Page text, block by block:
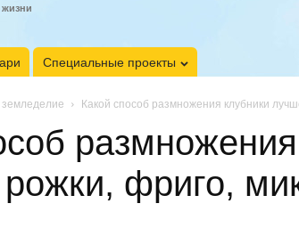
Специальные проекты
земледелие Какой способ размножения клубники
фриго,